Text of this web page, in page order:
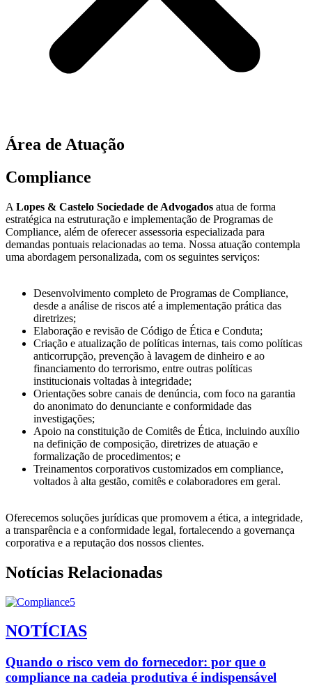
Área de Atuação
Compliance
A Lopes & Castelo Sociedade de Advogados atua de forma
estratégica na estruturação e implementação de Programas de
Compliance, além de oferecer assessoria especializada para
demandas pontuais relacionadas ao tema. Nossa atuação contempla
uma abordagem personalizada, com os seguintes serviços:
Desenvolvimento completo de Programas de Compliance,
desde a análise de riscos até a implementação prática das
diretrizes;
Elaboração e revisão de Código de Ética e Conduta;
Criação e atualização de políticas internas, tais como políticas
anticorrupção, prevenção à lavagem de dinheiro e ao
financiamento do terrorismo, entre outras políticas
institucionais voltadas à integridade;
Orientações sobre canais de denúncia, com foco na garantia
do anonimato do denunciante e conformidade das
investigações;
Apoio na constituição de Comitês de Ética, incluindo auxílio
na definição de composição, diretrizes de atuação e
formalização de procedimentos; e
Treinamentos corporativos customizados em compliance,
voltados à alta gestão, comitês e colaboradores em geral.
Oferecemos soluções jurídicas que promovem a ética, a integridade,
a transparência e a conformidade legal, fortalecendo a governança
corporativa e a reputação dos nossos clientes.
Notícias Relacionadas
NOTÍCIAS
Quando o risco vem do fornecedor: por que o
compliance na cadeia produtiva é indispensável